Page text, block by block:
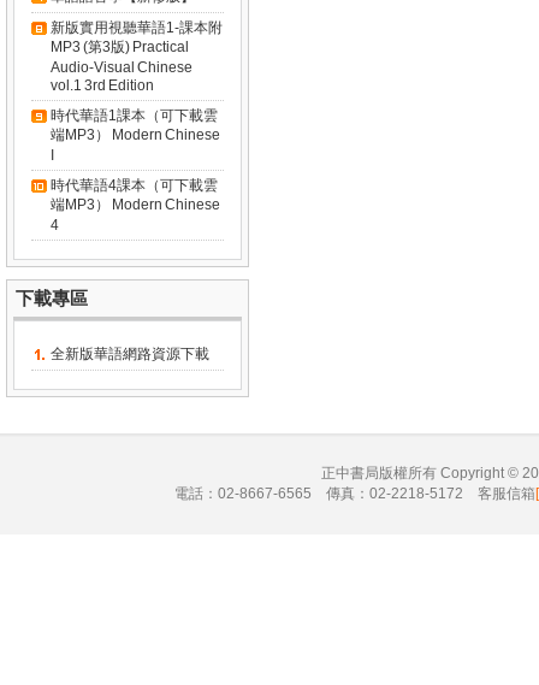
新版實用視聽華語1-課本附
MP3 (第3版) Practical
Audio-Visual Chinese
vol.1 3rd Edition
時代華語1課本（可下載雲
端MP3） Modern Chinese
I
時代華語4課本（可下載雲
端MP3） Modern Chinese
4
下載專區
全新版華語網路資源下載
正中書局版權所有 Copyright ©
電話：02-8667-6565 傳真：02-2218-5172 客服信箱